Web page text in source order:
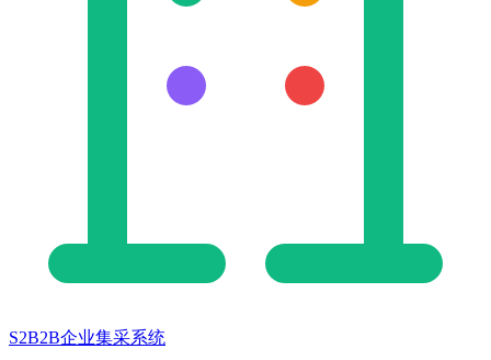
S2B2B企业集采系统